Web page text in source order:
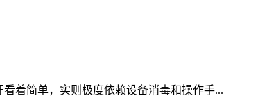
着简单，实则极度依赖设备消毒和操作手...